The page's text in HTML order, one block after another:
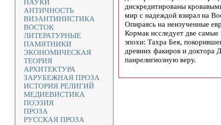
НАУКИ
АНТИЧНОСТЬ
ВИЗАНТИНИСТИКА
ВОСТОК
ЛИТЕРАТУРНЫЕ
ПАМЯТНИКИ
ЭКОНОМИЧЕСКАЯ
ТЕОРИЯ
АРХИТЕКТУРА
ЗАРУБЕЖНАЯ ПРОЗА
ИСТОРИЯ РЕЛИГИЙ
МЕДИЕВИСТИКА
ПОЭЗИЯ
ПРОЗА
РУССКАЯ ПРОЗА
дискредитированы
мир с надеждой взирал на
Опираясь на неизученные
Кормак исследует две
эпохи: Тахра Бея,
древних факиров и доктора
панрелигиозную веру.